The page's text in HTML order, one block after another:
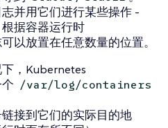
并用它们进行某些操作 -
据容器运行时
以放置在任意数量的位置。
，Kubernetes
/var/log/containers
接到它们的实际目的地